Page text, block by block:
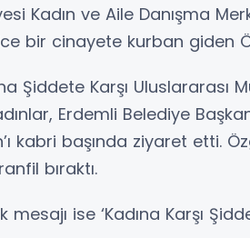
Kadın ve Aile Danışma
bir cinayete kurban giden
Şiddete Karşı
Erdemli Belediye
kabri başında ziyaret etti.
bıraktı.
mesajı ise ‘Kadına Karşı